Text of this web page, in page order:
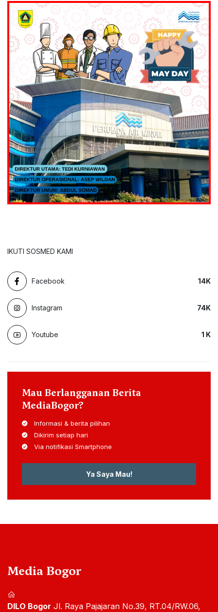
IKUTI SOSMED KAMI
Facebook 14K
Instagram 74K
Youtube 1 K
Mau Berlangganan Berita
MediaBogor?
Informasi & berita pilihan
Dikirim setiap hari
Via notifikasi Smartphone
Ya Saya Mau!
Media Bogor
DILO Bogor Jl. Raya Pajajaran No.39, RT.04/RW.06,